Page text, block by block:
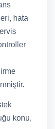
hata
konu,